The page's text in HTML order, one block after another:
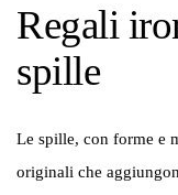
Regali
spille
Le spille, con forme e
originali che